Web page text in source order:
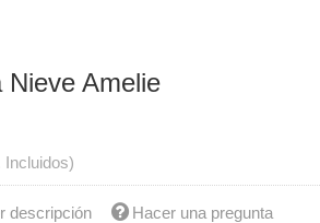
Nieve Amelie
Incluidos)
descripción Hacer una pregunta